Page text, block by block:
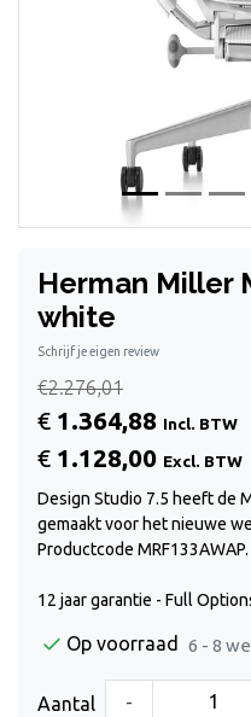
Herman Miller
white
Schrijf je eigen review
€2.276,01
€ 1.364,88 Incl. BTW
€ 1.128,00 Excl. BTW
Design Studio 7.5 heeft de
gemaakt voor het nieuwe
Productcode
12 jaar garantie - Full
Op voorraad 6 - 8
Aantal -